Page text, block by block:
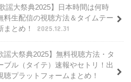
謡大祭典2025】日本時間は何時
料生配信の視聴方法＆タイムテー
まとめ！
2025.12.31
謡大祭典2025】無料視聴方法・タ
ブル（タイテ）速報やセトリ！出
聴プラットフォームまとめ！